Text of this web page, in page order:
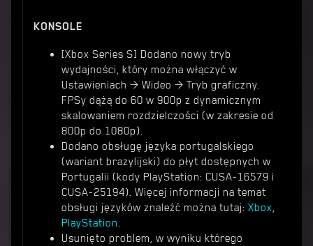
KONSOLE
[Xbox Series S] Dodano nowy tryb
wydajności, który można włączyć w
Ustawieniach > Wideo > Tryb graficzny.
FPSy dążą do 60 w 900p z dynamicznym
skalowaniem rozdzielczości (w zakresie od
800p do 1080p).
Dodano obsługę języka portugalskiego
(wariant brazylijski) do płyt dostępnych w
Portugalii (kody PlayStation: CUSA-16579 i
CUSA-25194). Więcej informacji na temat
obsługi języków znaleźć można tutaj: Xbox,
PlayStation.
Usunięto problem, w wyniku którego